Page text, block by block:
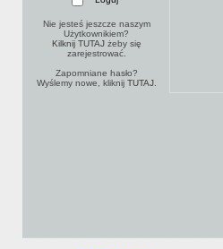
Nie jesteś jeszcze naszym
Użytkownikiem?
Kilknij TUTAJżeby się
zarejestrować.
Zapomniane hasło?
Wyślemy nowe, kliknij TUTAJ.